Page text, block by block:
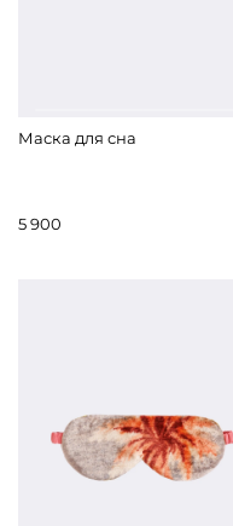
Маска для сна
5 900